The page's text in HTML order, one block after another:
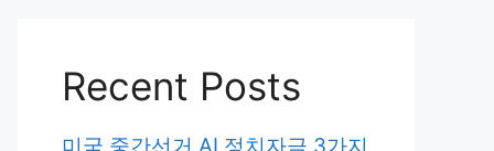
Recent Posts